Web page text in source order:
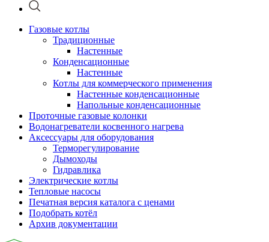
Газовые котлы
Традиционные
Настенные
Конденсационные
Настенные
Котлы для коммерческого применения
Настенные конденсационные
Напольные конденсационные
Проточные газовые колонки
Водонагреватели косвенного нагрева
Аксессуары для оборудования
Терморегулирование
Дымоходы
Гидравлика
Электрические котлы
Тепловые насосы
Печатная версия каталога с ценами
Подобрать котёл
Архив документации